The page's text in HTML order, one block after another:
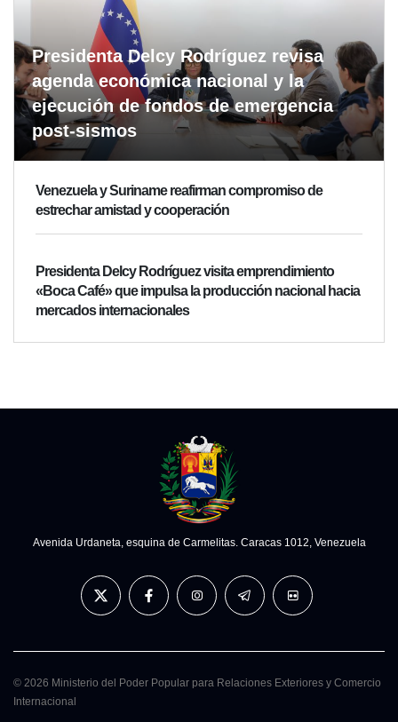
Presidenta Delcy Rodríguez revisa
agenda económica nacional y la
ejecución de fondos de emergencia
post-sismos
Venezuela y Suriname reafirman compromiso de
estrechar amistad y cooperación
Presidenta Delcy Rodríguez visita emprendimiento
«Boca Café» que impulsa la producción nacional hacia
mercados internacionales
Avenida Urdaneta, esquina de Carmelitas. Caracas 1012, Venezuela
© 2026 Ministerio del Poder Popular para Relaciones Exteriores y Comercio
Internacional